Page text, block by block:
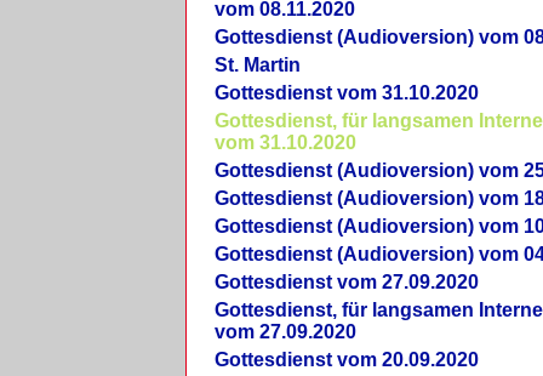
vom 08.11.2020
Gottesdienst (Audioversion) vom
St. Martin
Gottesdienst vom 31.10.2020
Gottesdienst, für langsamen
vom 31.10.2020
Gottesdienst (Audioversion) vom
Gottesdienst (Audioversion) vom
Gottesdienst (Audioversion) vom
Gottesdienst (Audioversion) vom
Gottesdienst vom 27.09.2020
Gottesdienst, für langsamen
vom 27.09.2020
Gottesdienst vom 20.09.2020